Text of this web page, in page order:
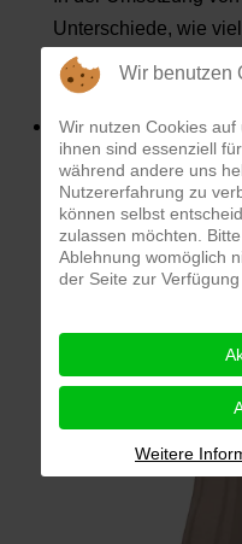
Unterschiede, wie
die Dekoration wie
Bildbearbeitung steckt.
Vergleichen Sie die
Rubriken und
entscheiden Sie
qualitativen
Wir benutzen
Wir nutzen Cookies
ihnen sind essenziell
während andere uns
Nutzererfahrung zu
können selbst
zulassen möchten.
Ablehnung womöglich
der Seite zur Verfügung
Weitere